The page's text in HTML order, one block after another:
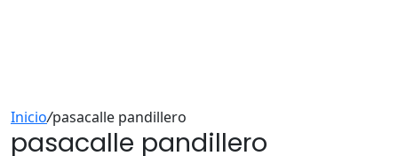
Inicio/pasacalle pandillero
pasacalle pandillero